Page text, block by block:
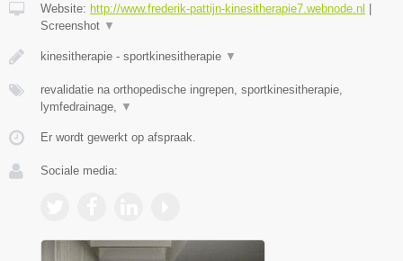
Website: http://www.frederik-pattijn-kinesitherapie7.webnode.nl |
Screenshot ▼
kinesitherapie - sportkinesitherapie ▼
revalidatie na orthopedische ingrepen, sportkinesitherapie,
lymfedrainage,
▼
Er wordt gewerkt op afspraak.
Sociale media: